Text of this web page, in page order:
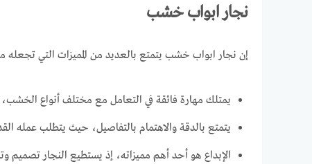
نجار ابواب خشب
إن نجار ابواب خشب يتمتع بالعديد من المميزات التي تجعله
يمتلك مهارة فائقة في التعامل مع مختلف أنواع الخشب،
يتمتع بالدقة والاهتمام بالتفاصيل، حيث يتطلب
الإبداع هو أحد أهم مميزاته، إذ يستطيع النجار تصميم